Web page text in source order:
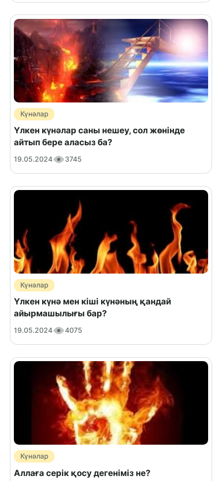
Күнәлар
Үлкен күнәлар саны нешеу, сол жөнінде
айтып бере аласыз ба?
19.05.2024 3745
Күнәлар
Үлкен күнә мен кіші күнәның қандай
айырмашылығы бар?
19.05.2024 4075
Күнәлар
Аллаға серік қосу дегеніміз не?